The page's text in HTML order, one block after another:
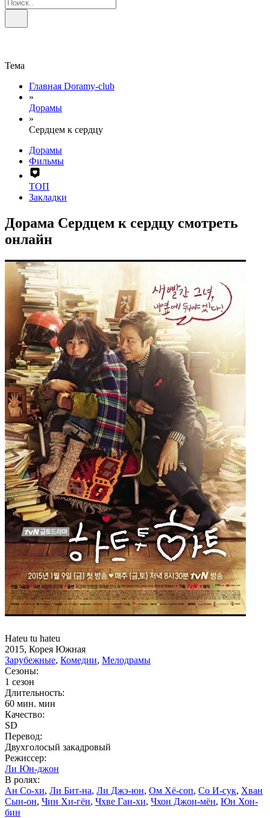
Тема
Главная Doramy-club
»
Дорамы
»
Сердцем к сердцу
Дорамы
Фильмы
ТОП
Закладки
Дорама Сердцем к сердцу смотреть
онлайн
Hateu tu hateu
2015, Корея Южная
Зарубежные, Комедии, Мелодрамы
Сезоны:
1 сезон
Длительность:
60 мин. мин
Качество:
SD
Перевод:
Двухголосый закадровый
Режиссер:
Ли Юн-джон
В ролях:
Ан Со-хи, Ли Бит-на, Ли Джэ-юн, Ом Хё-соп, Со И-сук, Хван
Сын-он, Чин Хи-гён, Чхве Ган-хи, Чхон Джон-мён, Юн Хон-
бин